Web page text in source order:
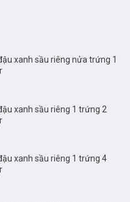
xanh sầu riêng nửa trứng 1
xanh sầu riêng 1 trứng 2
xanh sầu riêng 1 trứng 4